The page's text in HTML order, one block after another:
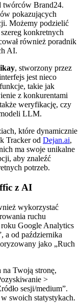
twórców Brand24.
pokazujących
Możemy podzielić
konkretnych
również poradnik
AI.
, stworzony przez
jest nieco
takie jak
z konkurentami
weryfikację, czy
LLM.
które dynamicznie
Tracker od Dejan.ai,
ma swoje unikalne
aby znaleźć
potrzeb.
z AI
wykorzystać
ruchu
Google Analytics
a od października
jako „Ruch
Twoją stronę,
>
sesji/medium”.
swoich statystykach.